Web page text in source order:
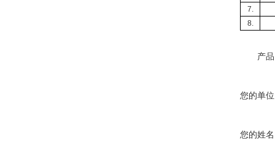
7.
8.
产
您的单
您的姓